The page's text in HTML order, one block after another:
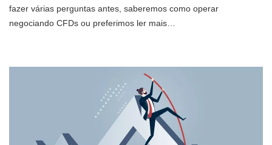
fazer várias perguntas antes, saberemos como operar
negociando CFDs ou preferimos ler mais…